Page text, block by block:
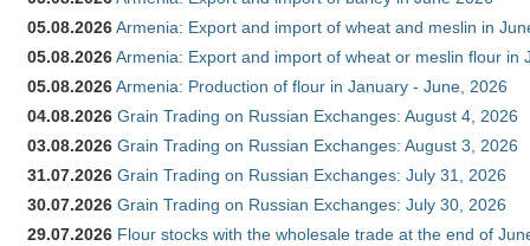
05.08.2026Armenia: Export and import of wheat and meslin in
05.08.2026Armenia: Export and import of wheat or meslin flour in
05.08.2026Armenia: Production of flour in January - June, 2026
04.08.2026 Grain Trading on Russian Exchanges: August 4, 2026
03.08.2026 Grain Trading on Russian Exchanges: August 3, 2026
31.07.2026 Grain Trading on Russian Exchanges: July 31, 2026
30.07.2026 Grain Trading on Russian Exchanges: July 30, 2026
29.07.2026 Flour stocks with the wholesale trade at the end of